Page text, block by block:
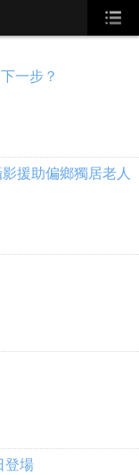
一步？
援助偏鄉獨居老人
登場